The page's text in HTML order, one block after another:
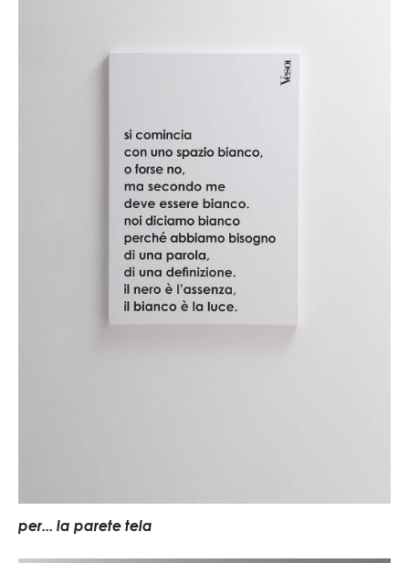
per... la parete tela